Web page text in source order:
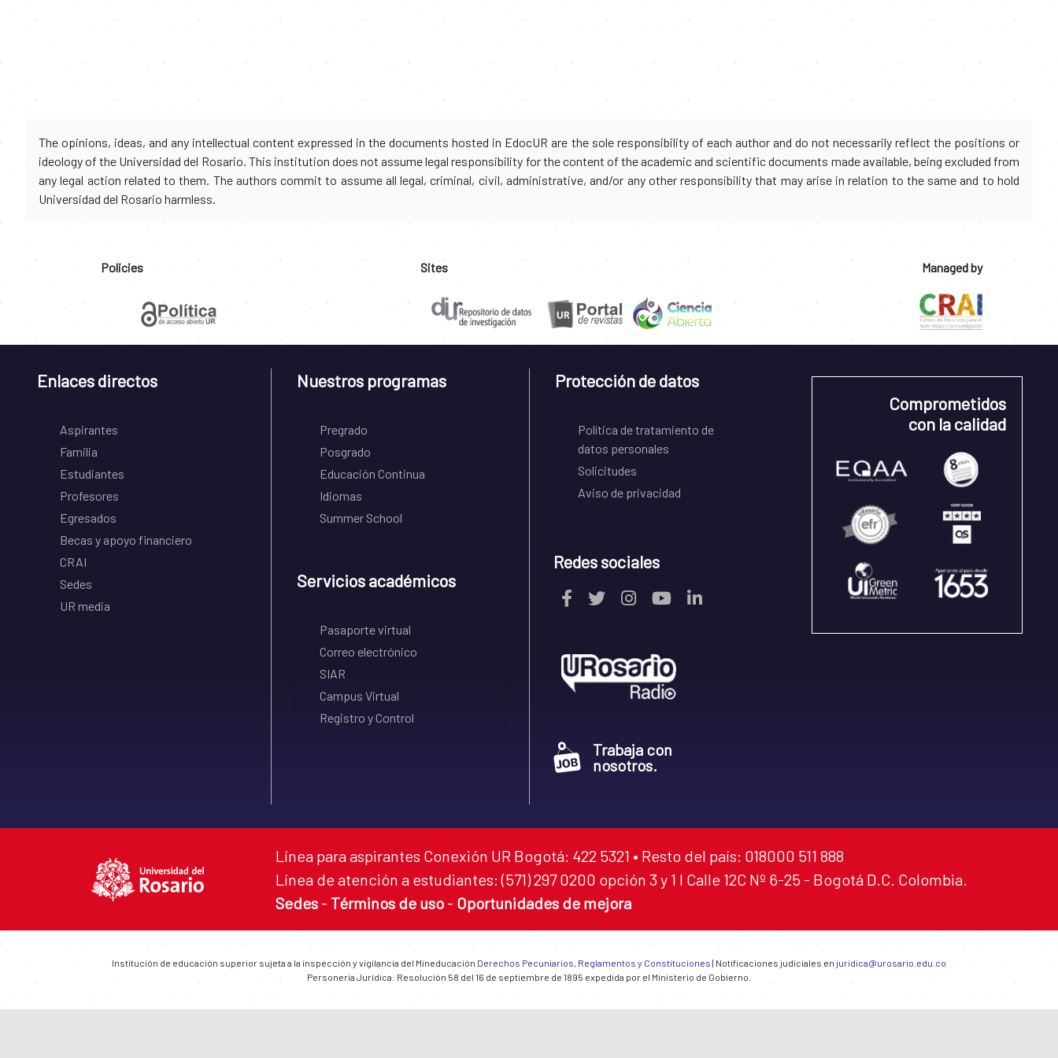
The opinions, ideas, and any intellectual content expressed in the documents hosted in EdocUR are the sole responsibility of each author and do not necessarily reflect the positions or
ideology of the Universidad del Rosario. This institution does not assume legal responsibility for the content of the academic and scientific documents made available, being excluded from
any legal action related to them. The authors commit to assume all legal, criminal, civil, administrative, and/or any other responsibility that may arise in relation to the same and to hold
Universidad del Rosario harmless.
Policies Sites Managed by
Enlaces directos
Aspirantes
Familia
Estudiantes
Profesores
Egresados
Becas y apoyo financiero
CRAI
Sedes
UR media
Nuestros programas
Pregrado
Posgrado
Educación Continua
Idiomas
Summer School
Servicios académicos
Pasaporte virtual
Correo electrónico
SIAR
Campus Virtual
Registro y Control
Protección de datos
Política de tratamiento de
datos personales
Solicitudes
Aviso de privacidad
Redes sociales
Trabaja con
nosotros.
Comprometidos
con la calidad
Línea para aspirantes Conexión UR Bogotá: 422 5321 • Resto del país: 018000 511 888
Línea de atención a estudiantes: (571) 297 0200 opción 3 y 1 I Calle 12C Nº 6-25 - Bogotá D.C. Colombia.
Sedes - Términos de uso - Oportunidades de mejora
Institución de educación superior sujeta a la inspección y vigilancia del Mineducación Derechos Pecuniarios, Reglamentos y Constituciones | Notificaciones judiciales en juridica@urosario.edu.co
Personería Jurídica: Resolución 58 del 16 de septiembre de 1895 expedida por el Ministerio de Gobierno.